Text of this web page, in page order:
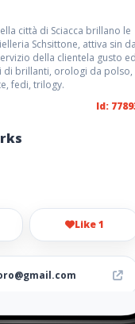
città di Sciacca brillano le
Schsittone, attiva sin
della clientela gusto ed
di brillanti, orologi da polso,
fedi, trilogy.
Id:
Like 1